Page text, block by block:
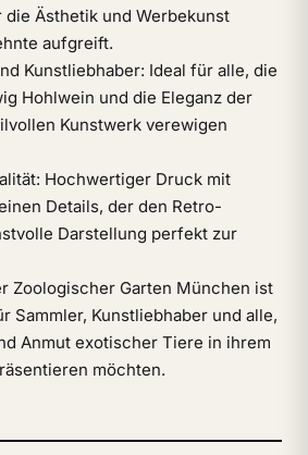
die Ästhetik und Werbekunst
aufgreift.
Kunstliebhaber: Ideal für alle, die
Hohlwein und die Eleganz der
Kunstwerk verewigen
Hochwertiger Druck mit
Details, der den Retro-
Darstellung perfekt zur
Zoologischer Garten München ist
Sammler, Kunstliebhaber und alle,
Anmut exotischer Tiere in ihrem
möchten.